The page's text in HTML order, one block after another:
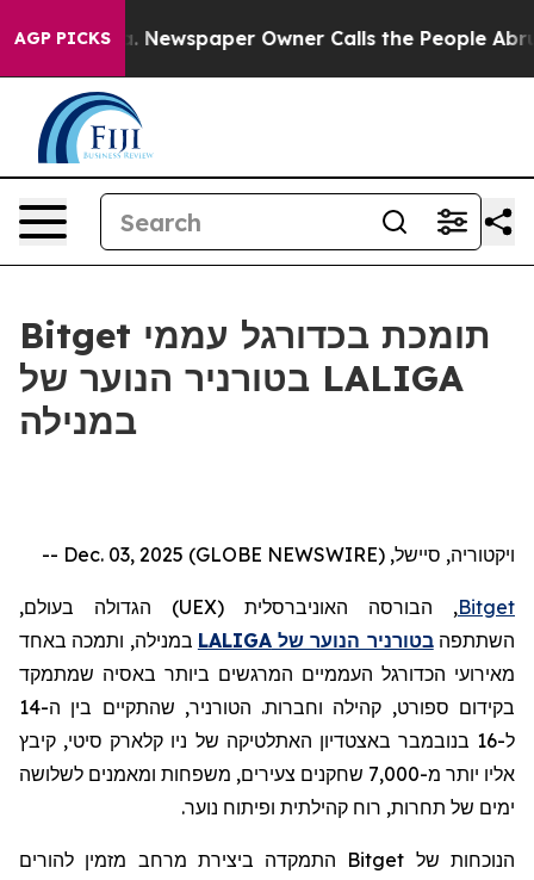
AGP PICKSNewspaper Owner Calls the People
Bitget תומכת בכדורגל עממי
בטורניר הנוער של LALIGA
במנילה
ויקטוריה, סיישל, Dec. 03, 2025 (GLOBE NEWSWIRE) --
Bitget, הבורסה האוניברסלית (UEX) הגדולה בעולם,
השתתפהבטורניר הנוער שלLALIGA במנילה, ותמכה באחד
מאירועי הכדורגל העממיים המרגשים ביותר באסיה שמתמקד
בקידום ספורט, קהילה וחברות. הטורניר, שהתקיים בין ה-14
ל-16 בנובמבר באצטדיון האתלטיקה של ניו קלארק סיטי, קיבץ
אליו יותר מ-7,000 שחקנים צעירים, משפחות ומאמנים לשלושה
ימים של תחרות, רוח קהילתית ופיתוח נוער.
הנוכחות של Bitget התמקדה ביצירת מרחב מזמין להורים